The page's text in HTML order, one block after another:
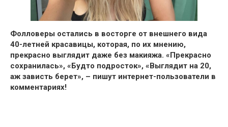
Фолловеры остались в восторге от внешнего вида
40-летней красавицы, которая, по их мнению,
прекрасно выглядит даже без макияжа. «Прекрасно
сохранилась», «Будто подросток», «Выглядит на 20,
аж зависть берет», – пишут интернет-пользователи в
комментариях!